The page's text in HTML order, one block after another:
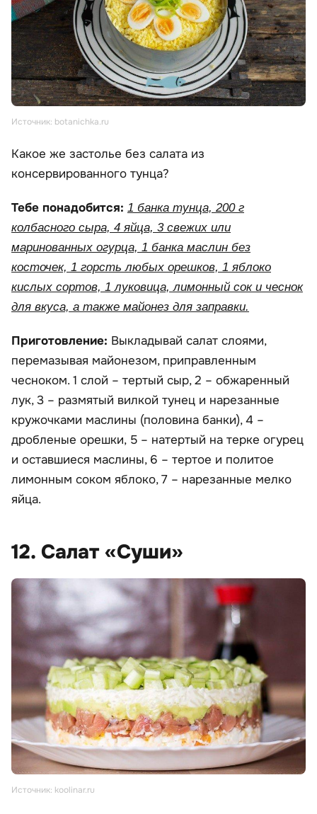
Источник: botanichka.ru
Какое же застолье без салата из
консервированного тунца?
Тебе понадобится: 1 банка тунца, 200 г
колбасного сыра, 4 яйца, 3 свежих или
маринованных огурца, 1 банка маслин без
косточек, 1 горсть любых орешков, 1 яблоко
кислых сортов, 1 луковица, лимонный сок и чеснок
для вкуса, а также майонез для заправки.
Приготовление: Выкладывай салат слоями,
перемазывая майонезом, приправленным
чесноком. 1 слой – тертый сыр, 2 – обжаренный
лук, 3 – размятый вилкой тунец и нарезанные
кружочками маслины (половина банки), 4 –
дробленые орешки, 5 – натертый на терке огурец
и оставшиеся маслины, 6 – тертое и политое
лимонным соком яблоко, 7 – нарезанные мелко
яйца.
12. Салат «Суши»
Источник: koolinar.ru